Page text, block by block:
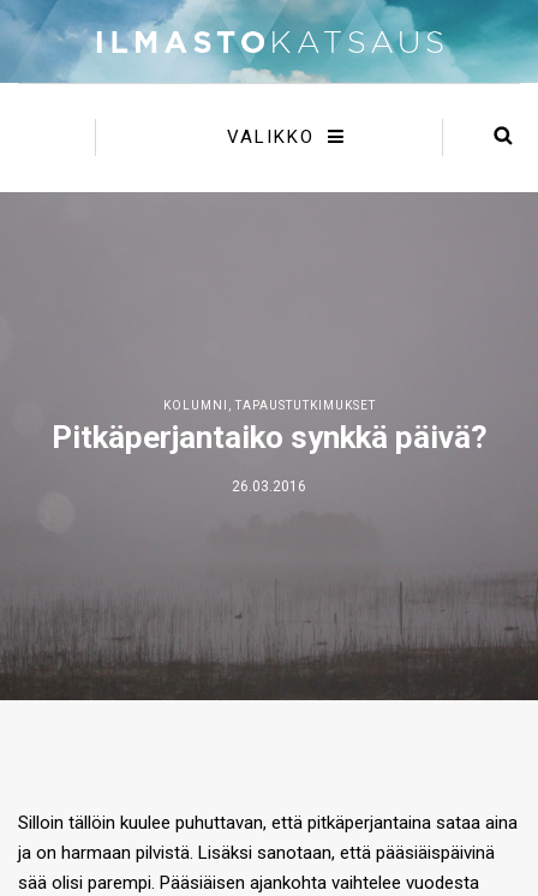
VALIKKO
KOLUMNI ,TAPAUSTUTKIMUKSET
Pitkäperjantaiko synkkä päivä?
26.03.2016
Silloin tällöin kuulee puhuttavan, että pitkäperjantaina sataa aina
ja on harmaan pilvistä. Lisäksi sanotaan, että pääsiäispäivinä
sää olisi parempi. Pääsiäisen ajankohta vaihtelee vuodesta